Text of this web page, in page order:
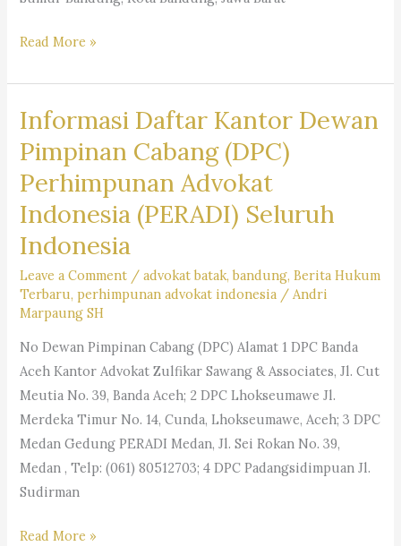
Info
Hukum
Bandung
Cimahi
Read More »
Informasi Daftar Kantor Dewan
Pimpinan Cabang (DPC)
Perhimpunan Advokat
Indonesia (PERADI) Seluruh
Indonesia
Leave a Comment /advokat batak,bandung,Berita Hukum
Terbaru,perhimpunan advokat indonesia / Andri
Marpaung SH
No Dewan Pimpinan Cabang (DPC) Alamat 1 DPC Banda
Aceh Kantor Advokat Zulfikar Sawang & Associates, Jl. Cut
Meutia No. 39, Banda Aceh; 2 DPC Lhokseumawe Jl.
Merdeka Timur No. 14, Cunda, Lhokseumawe, Aceh; 3 DPC
Medan Gedung PERADI Medan, Jl. Sei Rokan No. 39,
Medan , Telp: (061) 80512703; 4 DPC Padangsidimpuan Jl.
Sudirman
Informasi
Read More »